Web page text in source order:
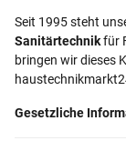
Seit 1995 steht
Sanitärtechnikfür
bringen wir dieses
Gesetzliche